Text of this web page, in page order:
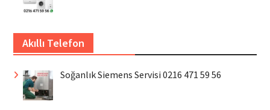
Akıllı Telefon
Soğanlık Siemens Servisi 0216 471 59 56